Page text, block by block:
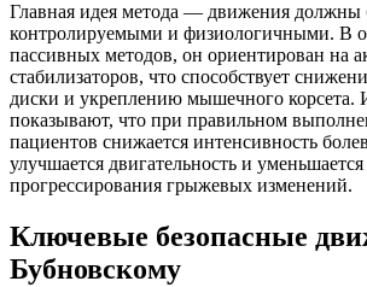
Главная идея метода — движения должны
контролируемыми и физиологичными. В
пассивных методов, он ориентирован на
стабилизаторов, что способствует
диски и укреплению мышечного корсета.
показывают, что при правильном
пациентов снижается интенсивность
улучшается двигательность и
прогрессирования грыжевых изменений.
Ключевые безопасные
Бубновскому